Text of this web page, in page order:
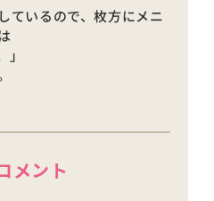
ているので、枚方にメニ
メント